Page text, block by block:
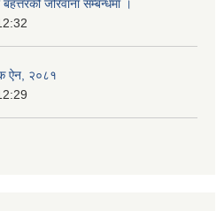
जरिवाना सम्बन्धमा ।
ऐन, २०८१